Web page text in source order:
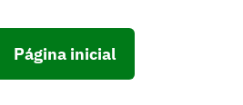
Página inicial